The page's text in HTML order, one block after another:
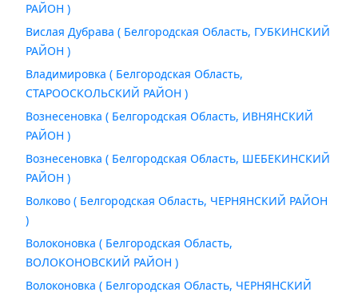
РАЙОН )
Вислая Дубрава ( Белгородская Область, ГУБКИНСКИЙ
РАЙОН )
Владимировка ( Белгородская Область,
СТАРООСКОЛЬСКИЙ РАЙОН )
Вознесеновка ( Белгородская Область, ИВНЯНСКИЙ
РАЙОН )
Вознесеновка ( Белгородская Область, ШЕБЕКИНСКИЙ
РАЙОН )
Волково ( Белгородская Область, ЧЕРНЯНСКИЙ РАЙОН
)
Волоконовка ( Белгородская Область,
ВОЛОКОНОВСКИЙ РАЙОН )
Волоконовка ( Белгородская Область, ЧЕРНЯНСКИЙ